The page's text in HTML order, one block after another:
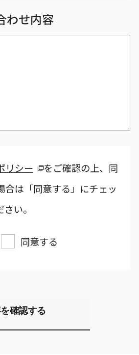
わせ内容
リシー
をご確認の上、同
合は「同意する」にチェッ
い。
同意する